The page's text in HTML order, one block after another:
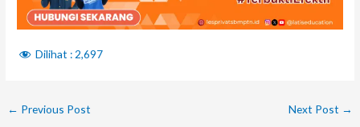
Dilihat :2,697
← Previous Post Next Post →